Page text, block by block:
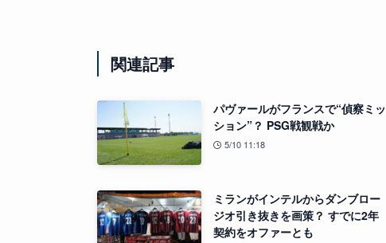
関連記事
パヴァールがフランスで“偵察ミッ
ション”？ PSG戦観戦か
5/10 11:18
ミランがインテルからダンブロー
ジオ引き抜きを画策？ すでに2年
契約をオファーとも